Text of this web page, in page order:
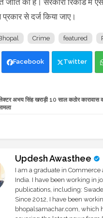
से दर्ज किया जाए।
Crime featured
Facebook Twitter
अभय सिंह खराड़ी 10 साल कठोर कारावास
Updesh Awasthee
I am a graduate in Commerce
India. I have been working in
publications, including:
Since 2012, I have been
bhopalsamachar.com, which